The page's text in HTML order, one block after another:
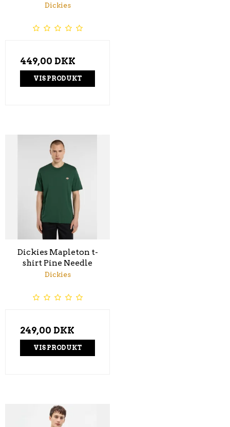
Dickies
449,00 DKK
VIS PRODUKT
Dickies Mapleton t-
shirt Pine Needle
Dickies
249,00 DKK
VIS PRODUKT